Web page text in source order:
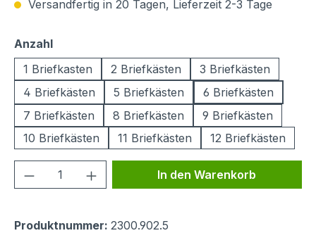
Versandfertig in 20 Tagen, Lieferzeit 2-3 Tage
Anzahlauswählen
1 Briefkasten
2 Briefkästen
3 Briefkästen
4 Briefkästen
5 Briefkästen
6 Briefkästen
7 Briefkästen
8 Briefkästen
9 Briefkästen
10 Briefkästen
11 Briefkästen 12 Briefkästen
Produkt Anzahl: Gib denIn den Warenkorb
Produktnummer: 2300.902.5